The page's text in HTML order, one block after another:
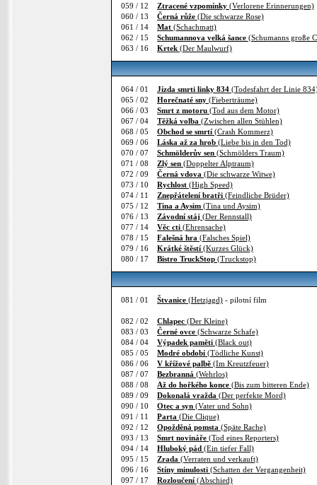
059 / 12
Ztracené vzpomínky (Verlorene Erinnerungen)
060 / 13
Černá růže (Die schwarze Rose)
061 / 14
Mat (Schachmatt)
062 / 15
Schumannova velká šance (Schumanns große
063 / 16
Krtek (Der Maulwurf)
064 / 01 Jízda smrti linky 834 (Todesfahrt der Linie
065 / 02
Horečnaté sny (Fieberträume)
066 / 03
Smrt z motoru (Tod aus dem Motor)
067 / 04
Těžká volba (Zwischen allen Stühlen)
068 / 05
Obchod se smrtí (Crash Kommerz)
069 / 06
Láska až za hrob (Liebe bis in den Tod)
070 / 07
Schmölderův sen (Schmölders Traum)
071 / 08
Zlý sen (Doppelter Alptraum)
072 / 09
Černá vdova (Die schwarze Witwe)
073 / 10
Rychlost (High Speed)
074 / 11
Znepřátelení bratři (Feindliche Brüder)
075 / 12
Tina a Aysim (Tina und Aysim)
076 / 13
Závodní stáj (Der Rennstall)
077 / 14
Věc cti (Ehrensache)
078 / 15
Falešná hra (Falsches Spiel)
079 / 16
Krátké štěstí (Kurzes Glück)
080 / 17
Bistro TruckStop (Truckstop)
081 / 01 Štvanice (Hetzjagd) - pilotní film
082 / 02 Chlapec (Der Kleine)
083 / 03
Černé ovce (Schwarze Schafe)
084 / 04
Výpadek paměti (Black out)
085 / 05
Modré období (Tödliche Kunst)
086 / 06
V křížové palbě (Im Kreutzfeuer)
087 / 07
Bezbranná (Wehrlos)
088 / 08
Až do hořkého konce (Bis zum bitteren Ende)
089 / 09
Dokonalá vražda (Der perfekte Mord)
090 / 10
Otec a syn (Vater und Sohn)
091 / 11
Parta (Die Clique)
092 / 12
Opožděná pomsta (Späte Rache)
093 / 13
Smrt novináře (Tod eines Reporters)
094 / 14
Hluboký pád (Ein tiefer Fall)
095 / 15
Zrada (Verraten und verkauft)
096 / 16
Stíny minulosti (Schatten der Vergangenheit)
097 / 17
Rozloučení (Abschied)